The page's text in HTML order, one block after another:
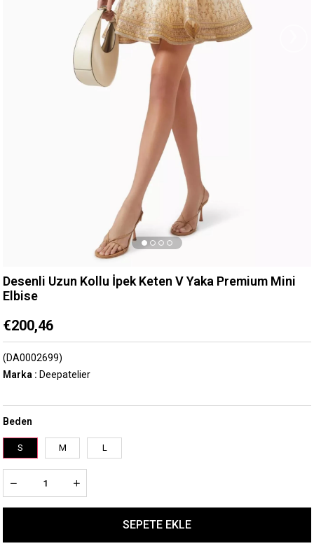
Desenli Uzun Kollu İpek Keten V Yaka Premium Mini
Elbise
€200,46
(DA0002699)
Marka : Deepatelier
Beden
S M L